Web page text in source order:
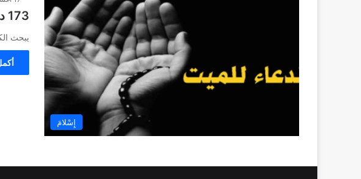
إِسْلامَ
173 دعاء للميت بالرحمة والمغفرة مؤثر قصير جدا وجميل مكتوب
يبحث